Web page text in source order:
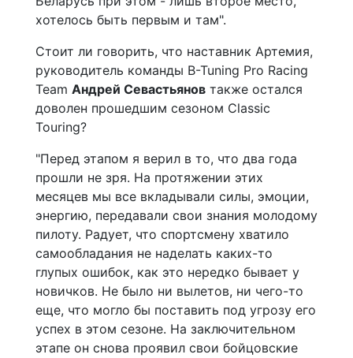
хотелось быть первым и там".
Стоит ли говорить, что наставник Артемия,
руководитель команды B-Tuning Pro Racing
Team Андрей Севастьянов также остался
доволен прошедшим сезоном Classic
Touring?
"Перед этапом я верил в то, что два года
прошли не зря. На протяжении этих
месяцев мы все вкладывали силы, эмоции,
энергию, передавали свои знания молодому
пилоту. Радует, что спортсмену хватило
самообладания не наделать каких-то
глупых ошибок, как это нередко бывает у
новичков. Не было ни вылетов, ни чего-то
еще, что могло бы поставить под угрозу его
успех в этом сезоне. На заключительном
этапе он снова проявил свои бойцовские